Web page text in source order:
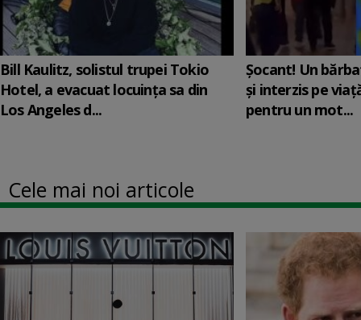
Bill Kaulitz, solistul trupei Tokio
Hotel, a evacuat locuinţa sa din
Los Angeles d...
Șocant! Un
și interzis pe
pentru un mot...
Cele mai noi articole